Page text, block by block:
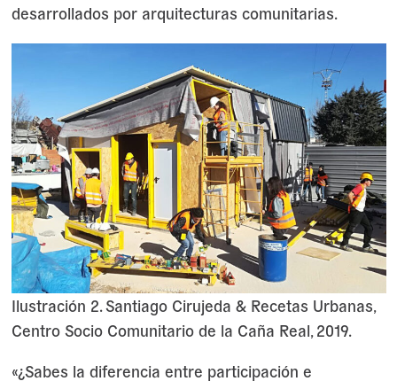
desarrollados por arquitecturas comunitarias.
Ilustración 2. Santiago Cirujeda & Recetas Urbanas,
Centro Socio Comunitario de la Caña Real, 2019.
«¿Sabes la diferencia entre participación e